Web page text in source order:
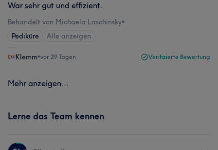
War sehr gut und effizient.
Behandelt von Michaela Laschinsky•
Pediküre
Alle anzeigen
Klemm•vor 29 Tagen Verifizierte Bewertung
Mehr anzeigen...
Lerne das Team kennen